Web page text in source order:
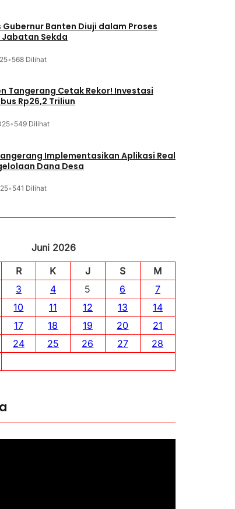
Banten Diuji dalam Proses
Jabatan Sekda
• 568 Dilihat
Tangerang Cetak Rekor! Investasi
Rp26,2 Triliun
• 549 Dilihat
Implementasikan Aplikasi Real
Dana Desa
• 541 Dilihat
Juni 2026
R K J S
M
3 4 5 6
7
10 11 12 13
14
17 18 19 20
21
24 25 26 27
28